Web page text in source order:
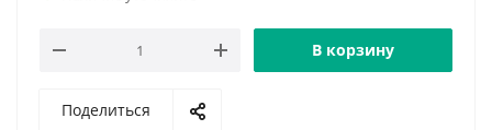
В корзину
Поделиться